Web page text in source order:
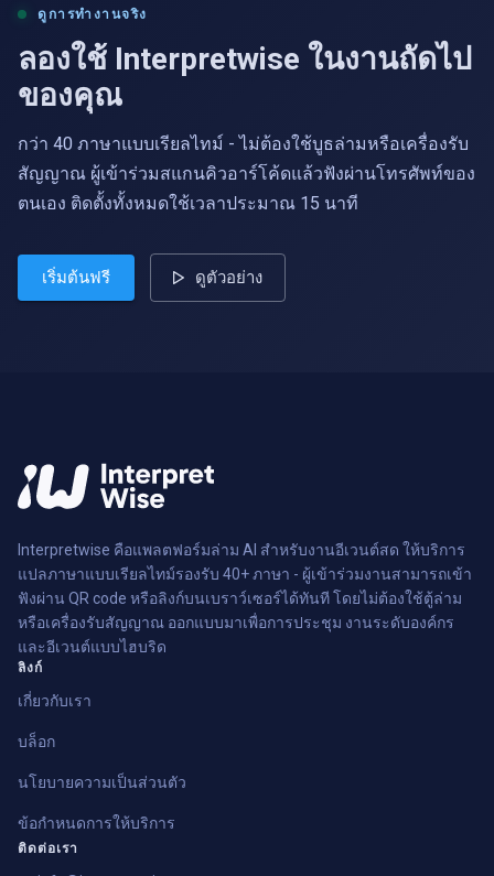
ดูการทำงานจริง
ลองใช้ Interpretwise ในงานถัดไป
ของคุณ
กว่า 40 ภาษาแบบเรียลไทม์ - ไม่ต้องใช้บูธล่ามหรือเครื่องรับ
สัญญาณ ผู้เข้าร่วมสแกนคิวอาร์โค้ดแล้วฟังผ่านโทรศัพท์ของ
ตนเอง ติดตั้งทั้งหมดใช้เวลาประมาณ 15 นาที
เริ่มต้นฟรี ดูตัวอย่าง
Interpretwise คือแพลตฟอร์มล่าม AI สำหรับงานอีเวนต์สด ให้บริการ
แปลภาษาแบบเรียลไทม์รองรับ 40+ ภาษา - ผู้เข้าร่วมงานสามารถเข้า
ฟังผ่าน QR code หรือลิงก์บนเบราว์เซอร์ได้ทันที โดยไม่ต้องใช้ตู้ล่าม
หรือเครื่องรับสัญญาณ ออกแบบมาเพื่อการประชุม งานระดับองค์กร
และอีเวนต์แบบไฮบริด
ลิงก์
เกี่ยวกับเรา
บล็อก
นโยบายความเป็นส่วนตัว
ข้อกำหนดการให้บริการ
ติดต่อเรา